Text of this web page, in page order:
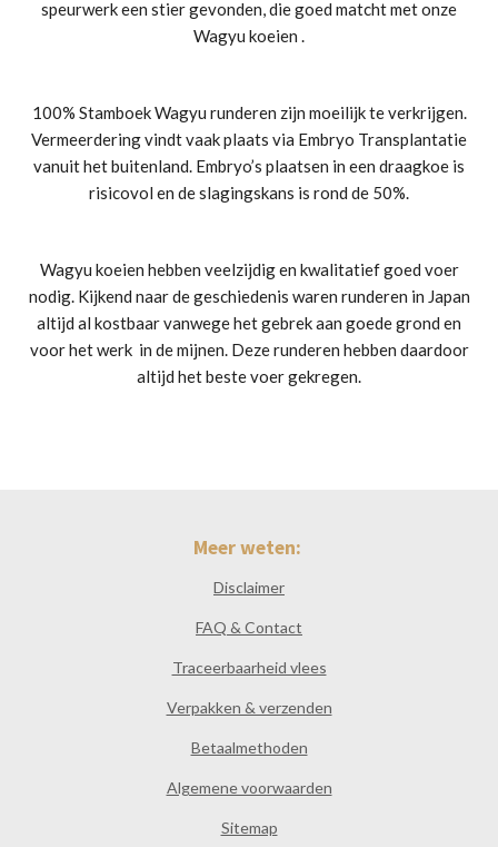
speurwerk een stier gevonden, die goed matcht met onze
Wagyu koeien .
100% Stamboek Wagyu runderen zijn moeilijk te verkrijgen.
Vermeerdering vindt vaak plaats via Embryo Transplantatie
vanuit het buitenland. Embryo’s plaatsen in een draagkoe is
risicovol en de slagingskans is rond de 50%.
Wagyu koeien hebben veelzijdig en kwalitatief goed voer
nodig. Kijkend naar de geschiedenis waren runderen in Japan
altijd al kostbaar vanwege het gebrek aan goede grond en
voor het werk in de mijnen. Deze runderen hebben daardoor
altijd het beste voer gekregen.
Meer weten:
Disclaimer
FAQ & Contact
Traceerbaarheid vlees
Verpakken & verzenden
Betaalmethoden
Algemene voorwaarden
Sitemap